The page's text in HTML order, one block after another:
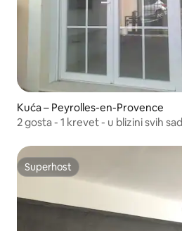
Kuća – Peyrolles-en-Provence
2 gosta - 1 krevet - u blizini svih
Superhost
Superhost